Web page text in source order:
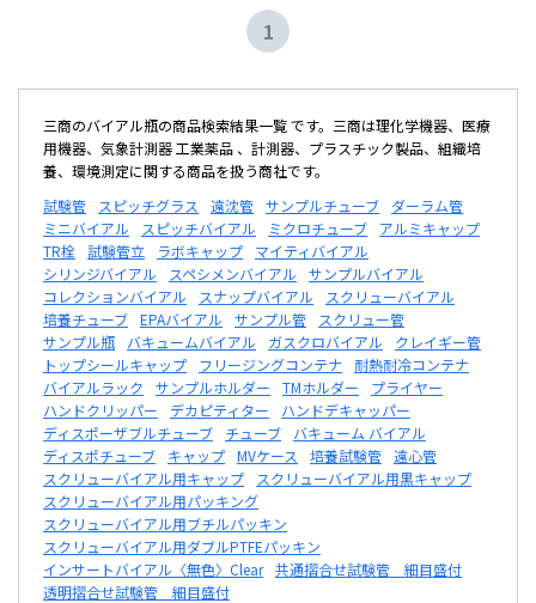
1
三商のバイアル瓶の商品検索結果一覧 です。三商は理化学機器、医療
用機器、気象計測器 工業薬品 、計測器、プラスチック製品、組織培
養、環境測定に関する商品を扱う商社です。
試験管
スピッチグラス 遠沈管 サンプルチューブ
ダーラム管
ミニバイアル
スピッチバイアル ミクロチューブ
アルミキャップ
TR栓 試験管立 ラボキャップ
マイティバイアル
シリンジバイアル
スペシメンバイアル
サンプルバイアル
コレクションバイアル
スナップバイアル
スクリューバイアル
培養チューブ EPAバイアル サンプル管
スクリュー管
サンプル瓶
バキュームバイアル ガスクロバイアル
クレイギー管
トップシールキャップ
フリージングコンテナ 耐熱耐冷コンテナ
バイアルラック
サンプルホルダー TMホルダー
プライヤー
ハンドクリッパー
デカピティター
ハンドデキャッパー
ディスポーザブルチューブ
チューブ
バキューム バイアル
ディスポチューブ
キャップ MVケース 培養試験管 遠心管
スクリューバイアル用キャップ
スクリューバイアル用黒キャップ
スクリューバイアル用パッキング
スクリューバイアル用ブチルパッキン
スクリューバイアル用ダブルPTFEパッキン
インサートバイアル〈無色〉Clear 共通摺合せ試験管 細目盛付
透明摺合せ試験管 細目盛付